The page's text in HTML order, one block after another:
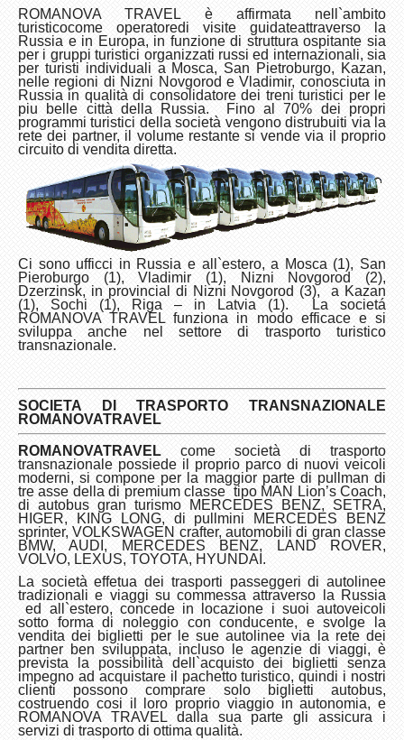
ROMANOVA TRAVEL èaffirmata nell`ambito
turisticocome operatoredi visite guidateattraverso la
Russia e in Europa, in funzione di struttura ospitante sia
per i gruppi turistici organizzati russi ed internazionali, sia
per turisti individuali a Mosca, San Pietroburgo, Kazan,
nelle regioni di Nizni Novgorod e Vladimir, conosciuta in
Russia in qualità di consolidatore dei treni turistici per le
piu belle città della Russia. Fino al 70% dei propri
programmi turistici della società vengono distrubuiti via la
rete dei partner, il volume restante si vende via il proprio
circuito di vendita diretta.
Ci sono ufficci in Russia e all`estero, a Mosca (1), San
Pieroburgo (1), Vladimir (1), Nizni Novgorod (2),
Dzerzinsk, in provincial di Nizni Novgorod (3), a Kazan
(1), Sochi (1), Riga – in Latvia (1). La societá
ROMANOVA TRAVEL funziona in modo efficace e si
sviluppa anche nel settore di trasporto turistico
transnazionale.
SOCIETA DI TRASPORTO TRANSNAZIONALE
ROMANOVATRAVEL
ROMANOVATRAVEL come società di trasporto
transnazionale possiede il proprio parco di nuovi veicoli
moderni, si compone per la maggior parte di pullman di
tre asse della di premium classe tipo MAN Lion’s Сoach,
di autobus gran turismo МERCEDES BENZ, SETRA,
HIGER, KING LONG, di pullmini MERCEDES BENZ
sprinter, VOLKSWAGEN crafter, automobili di gran classe
BMW, AUDI, MERCEDES BENZ, LAND ROVER,
VOLVO, LEXUS, TOYOTA, HYUNDAI.
La società effetua dei trasporti passeggeri di autolinee
tradizionali e viaggi su commessa attraverso la Russia
ed all`estero, concede in locazione i suoi autoveicoli
sotto forma di noleggio con conducente, e svolge la
vendita dei biglietti per le sue autolinee via la rete dei
partner ben sviluppata, incluso le agenzie di viaggi, è
prevista la possibilità dell`acquisto dei biglietti senza
impegno ad acquistare il pachetto turistico, quindi i nostri
clienti possono comprare solo biglietti autobus,
costruendo cosi il loro proprio viaggio in autonomia, e
ROMANOVA TRAVEL dalla sua parte gli assicura i
servizi di trasporto di ottima qualità.